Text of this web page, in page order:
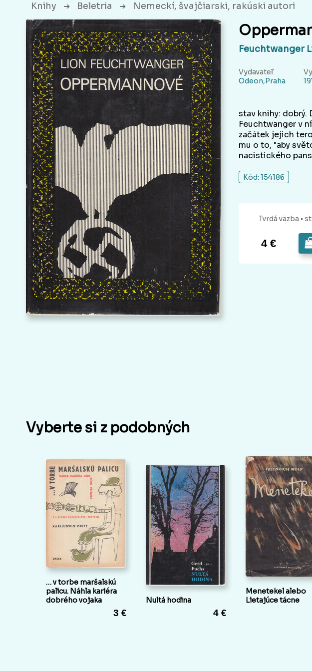
Knihy ➔ Beletria ➔ Nemeckí, švajčiarski, rakúski autori
Feuchtwanger
Vydavateľ
Odeon,Praha
stav knihy: dobrý.
Feuchtwanger v
začátek jejich
mu o to, "aby
nacistického
Kód: 154186
Tvrdá väzba •
4 €
Vyberte si z podobných
… v torbe maršalskú
palicu. Náhla kariéra
dobrého vojaka
3 €
Nultá hodina
4 €
Menetekel alebo
Lietajúce tácne